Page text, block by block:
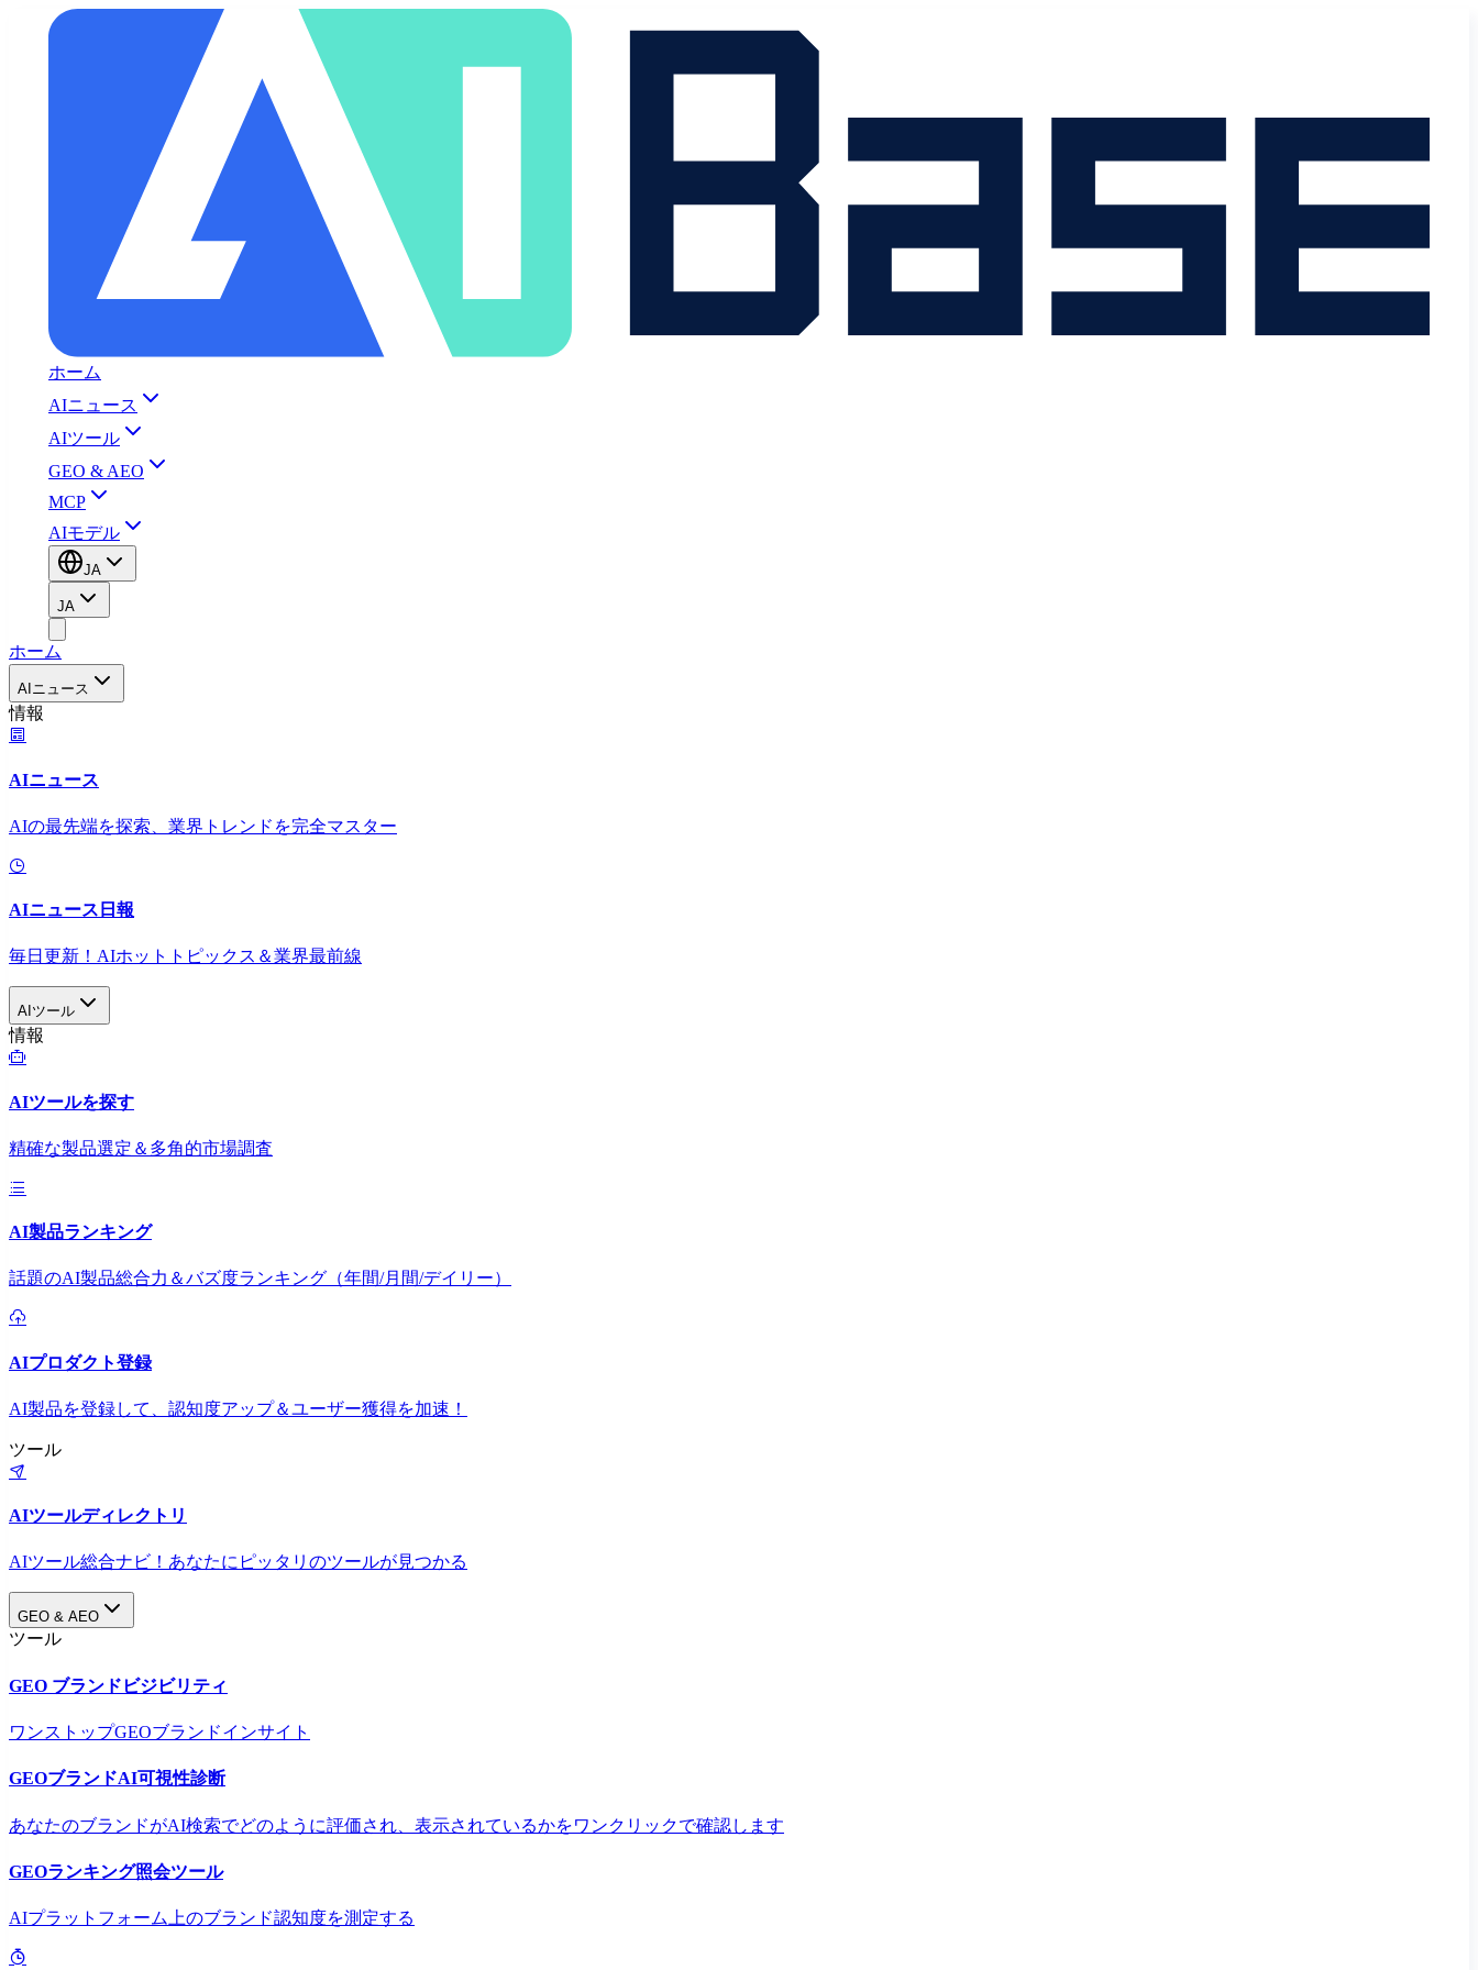
ホーム
AIニュース
AIツール
GEO & AEO
MCP
AIモデル
JA
JA
ホーム
AIニュース
情報
AIニュース
AIの最先端を探索、業界トレンドを完全マスター
AIニュース日報
毎日更新！AIホットトピックス＆業界最前線
AIツール
情報
AIツールを探す
精確な製品選定＆多角的市場調査
AI製品ランキング
話題のAI製品総合力＆バズ度ランキング（年間/月間/デイリー）
AIプロダクト登録
AI製品を登録して、認知度アップ＆ユーザー獲得を加速！
ツール
AIツールディレクトリ
AIツール総合ナビ！あなたにピッタリのツールが見つかる
GEO & AEO
ツール
GEO ブランドビジビリティ
ワンストップGEOブランドインサイト
GEOブランドAI可視性診断
あなたのブランドがAI検索でどのように評価され、表示されているかをワンクリックで確認します
GEOランキング照会ツール
AIプラットフォーム上のブランド認知度を測定する